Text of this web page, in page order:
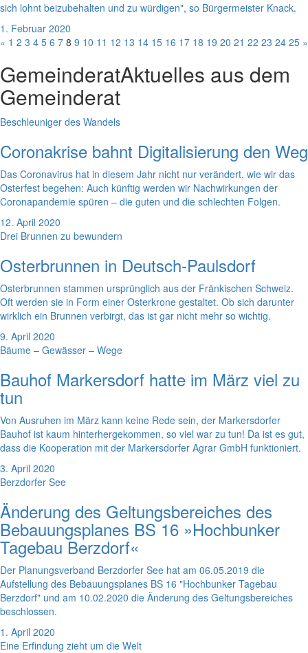
sich lohnt beizubehalten und zu würdigen", so Bürgermeister Knack.
1. Februar 2020
« 1 2 3 4 5 6 7 8 9 10 11 12 13 14 15 16 17 18 19 20 21 22 23 24 25 »
GemeinderatAktuelles aus dem
Gemeinderat
Beschleuniger des Wandels
Coronakrise bahnt Digitalisierung den Weg
Das Coronavirus hat in diesem Jahr nicht nur verändert, wie wir das
Osterfest begehen: Auch künftig werden wir Nachwirkungen der
Coronapandemie spüren – die guten und die schlechten Folgen.
12. April 2020
Drei Brunnen zu bewundern
Osterbrunnen in Deutsch-Paulsdorf
Osterbrunnen stammen ursprünglich aus der Fränkischen Schweiz.
Oft werden sie in Form einer Osterkrone gestaltet. Ob sich darunter
wirklich ein Brunnen verbirgt, das ist gar nicht mehr so wichtig.
9. April 2020
Bäume – Gewässer – Wege
Bauhof Markersdorf hatte im März viel zu
tun
Von Ausruhen im März kann keine Rede sein, der Markersdorfer
Bauhof ist kaum hinterhergekommen, so viel war zu tun! Da ist es gut,
dass die Kooperation mit der Markersdorfer Agrar GmbH funktioniert.
3. April 2020
Berzdorfer See
Änderung des Geltungsbereiches des
Bebauungsplanes BS 16 »Hochbunker
Tagebau Berzdorf«
Der Planungsverband Berzdorfer See hat am 06.05.2019 die
Aufstellung des Bebauungsplanes BS 16 "Hochbunker Tagebau
Berzdorf" und am 10.02.2020 die Änderung des Geltungsbereiches
beschlossen.
1. April 2020
Eine Erfindung zieht um die Welt